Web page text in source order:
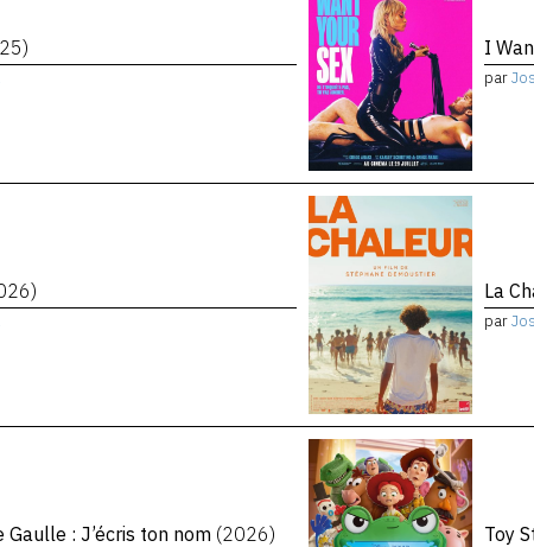
I
par
La
par
Gaulle : J’écris ton nom (2026) Toy